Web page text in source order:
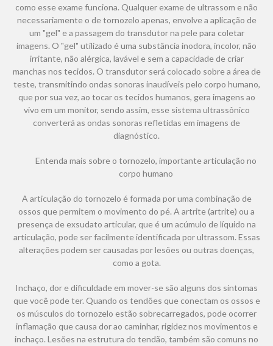
como esse exame funciona. Qualquer exame de ultrassom e não
necessariamente o de tornozelo apenas, envolve a aplicação de
um "gel" e a passagem do transdutor na pele para coletar
imagens. O "gel" utilizado é uma substância inodora, incolor, não
irritante, não alérgica, lavável e sem a capacidade de criar
manchas nos tecidos. O transdutor será colocado sobre a área de
teste, transmitindo ondas sonoras inaudíveis pelo corpo humano,
que por sua vez, ao tocar os tecidos humanos, gera imagens ao
vivo em um monitor, sendo assim, esse sistema ultrassônico
converterá as ondas sonoras refletidas em imagens de
diagnóstico.
Entenda mais sobre o tornozelo, importante articulação no
corpo humano
A articulação do tornozelo é formada por uma combinação de
ossos que permitem o movimento do pé. A artrite (artrite) ou a
presença de exsudato articular, que é um acúmulo de líquido na
articulação, pode ser facilmente identificada por ultrassom. Essas
alterações podem ser causadas por lesões ou outras doenças,
como a gota.
Inchaço, dor e dificuldade em mover-se são alguns dos sintomas
que você pode ter. Quando os tendões que conectam os ossos e
os músculos do tornozelo estão sobrecarregados, pode ocorrer
inflamação que causa dor ao caminhar, rigidez nos movimentos e
inchaço. Lesões na estrutura do tendão, também são comuns no